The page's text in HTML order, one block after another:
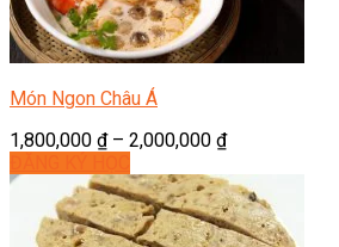
Món Ngon Châu Á
1,800,000 ₫– 2,000,000 ₫